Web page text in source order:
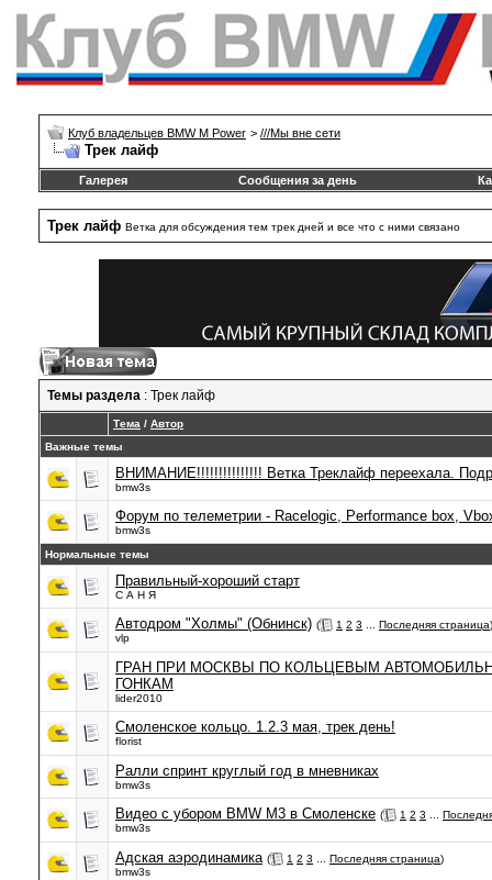
Клуб владельцев BMW M Power > ///Mы вне сети
Трек лайф
Галерея Сообщения за день
Трек лайф Ветка для обсуждения тем трек дней и все что с ними связано
Темы раздела : Трек лайф
Тема / Автор
Важные темы
ВНИМАНИЕ!!!!!!!!!!!!!!! Ветка Треклайф переехала.
bmw3s
Форум по телеметрии - Racelogic, Performance box,
bmw3s
Нормальные темы
Правильный-хороший старт
С А Н Я
Автодром "Холмы" (Обнинск) ( 1 2 3 Последняя страница)
vlp
ГРАН ПРИ МОСКВЫ ПО КОЛЬЦЕВЫМ
ГОНКАМ
lider2010
Смоленское кольцо. 1.2.3 мая, трек день!
florist
Ралли спринт круглый год в мневниках
bmw3s
Видео с убором BMW M3 в Смоленске ( 1 2 3
bmw3s
Адская аэродинамика ( 1 2 3 Последняя страница)
bmw3s